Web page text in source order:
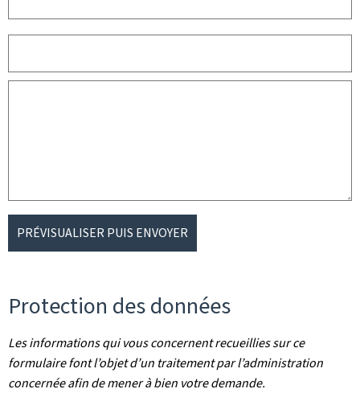
PRÉVISUALISER PUIS ENVOYER
Protection des données
Les informations qui vous concernent recueillies sur ce
formulaire font l’objet d’un traitement par l’administration
concernée afin de mener à bien votre demande.